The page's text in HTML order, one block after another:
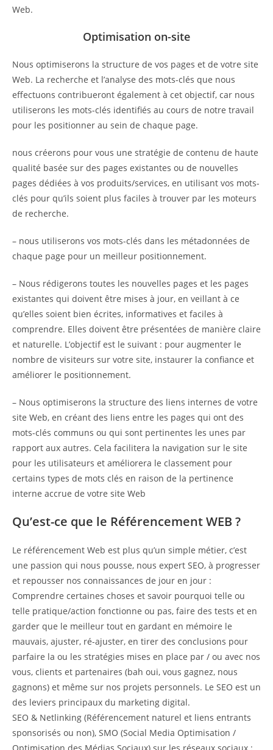
Web.
Optimisation on-site
Nous optimiserons la structure de vos pages et de votre site
Web. La recherche et l’analyse des mots-clés que nous
effectuons contribueront également à cet objectif, car nous
utiliserons les mots-clés identifiés au cours de notre travail
pour les positionner au sein de chaque page.
nous créerons pour vous une stratégie de contenu de haute
qualité basée sur des pages existantes ou de nouvelles
pages dédiées à vos produits/services, en utilisant vos mots-
clés pour qu’ils soient plus faciles à trouver par les moteurs
de recherche.
– nous utiliserons vos mots-clés dans les métadonnées de
chaque page pour un meilleur positionnement.
– Nous rédigerons toutes les nouvelles pages et les pages
existantes qui doivent être mises à jour, en veillant à ce
qu’elles soient bien écrites, informatives et faciles à
comprendre. Elles doivent être présentées de manière claire
et naturelle. L’objectif est le suivant : pour augmenter le
nombre de visiteurs sur votre site, instaurer la confiance et
améliorer le positionnement.
– Nous optimiserons la structure des liens internes de votre
site Web, en créant des liens entre les pages qui ont des
mots-clés communs ou qui sont pertinentes les unes par
rapport aux autres. Cela facilitera la navigation sur le site
pour les utilisateurs et améliorera le classement pour
certains types de mots clés en raison de la pertinence
interne accrue de votre site Web
Qu’est-ce que le Référencement WEB ?
Le référencement Web est plus qu’un simple métier, c’est
une passion qui nous pousse, nous expert SEO, à progresser
et repousser nos connaissances de jour en jour :
Comprendre certaines choses et savoir pourquoi telle ou
telle pratique/action fonctionne ou pas, faire des tests et en
garder que le meilleur tout en gardant en mémoire le
mauvais, ajuster, ré-ajuster, en tirer des conclusions pour
parfaire la ou les stratégies mises en place par / ou avec nos
vous, clients et partenaires (bah oui, vous gagnez, nous
gagnons) et même sur nos projets personnels. Le SEO est un
des leviers principaux du marketing digital.
SEO & Netlinking (Référencement naturel et liens entrants
sponsorisés ou non), SMO (Social Media Optimisation /